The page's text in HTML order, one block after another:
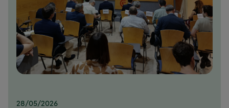
28/05/2026